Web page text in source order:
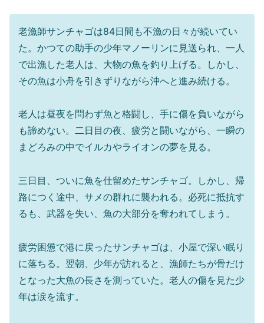
老漁師サンチャゴは84日間も不漁の日々が続いてい
た。かつての助手の少年マノーリンに見送られ、一人
で出漁した老人は、大物の魚を釣り上げる。しかし、
その魚は小舟を引きずりながら沖へと進み続ける。
老人は昼夜を問わず魚と格闘し、手に傷を負いながら
も諦めない。二日目の夜、疲労と闘いながら、一瞬の
まどろみの中でイルカやライオンの夢を見る。
三日目、ついに魚を仕留めたサンチャゴ。しかし、帰
路につく途中、サメの群れに襲われる。必死に抵抗す
るも、武器を失い、魚の大部分を奪われてしまう。
疲労困憊で港に戻ったサンチャゴは、小屋で深い眠り
に落ちる。翌朝、少年が訪れると、漁師たちが骨だけ
となった大魚の長さを測っていた。老人の傷を見た少
年は涙を流す。